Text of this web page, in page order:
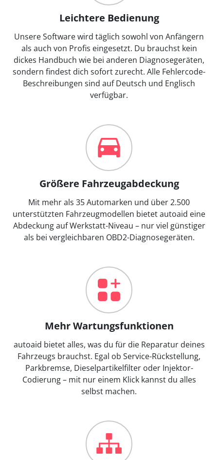
Leichtere Bedienung
Unsere Software wird täglich sowohl von Anfängern
als auch von Profis eingesetzt. Du brauchst kein
dickes Handbuch wie bei anderen Diagnosegeräten,
sondern findest dich sofort zurecht. Alle Fehlercode-
Beschreibungen sind auf Deutsch und Englisch
verfügbar.
Größere Fahrzeugabdeckung
Mit mehr als 35 Automarken und über 2.500
unterstützten Fahrzeugmodellen bietet autoaid eine
Abdeckung auf Werkstatt-Niveau – nur viel günstiger
als bei vergleichbaren OBD2-Diagnosegeräten.
Mehr Wartungsfunktionen
autoaid bietet alles, was du für die Reparatur deines
Fahrzeugs brauchst. Egal ob Service-Rückstellung,
Parkbremse, Dieselpartikelfilter oder Injektor-
Codierung – mit nur einem Klick kannst du alles
selbst machen.